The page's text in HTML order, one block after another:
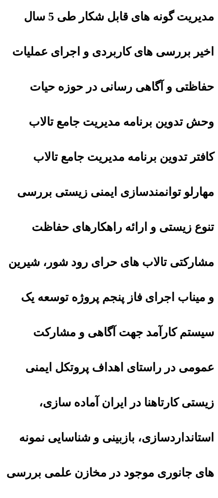
مدیریت گونه های قابل شکار طی 5 سال
اخیر بررسی های کاربردی و اجرای عملیات
حفاظتی و آگاهی رسانی در حوزه حیات
وحش تدوین برنامه مديريت جامع تالاب
کافتر تدوین برنامه مديريت جامع تالاب
مهارلو توانمندسازی ایمنی زیستی بررسی
تنوع زیستی و ارائه راهکارهای حفاظت
مشارکتی تالاب های حرای رود شور، شیرین
و میناب اجرای فاز پنجم پروژه توسعه یک
سیستم کارآمد جهت آگاهی و مشارکت
عمومی در راستای اهداف پروتکل ایمنی
زیستی کارتاهنا در ایران آماده سازی،
استانداردسازی، بازبینی و شناسایی نمونه
های جانوری موجود در مخازن علمی بررسی